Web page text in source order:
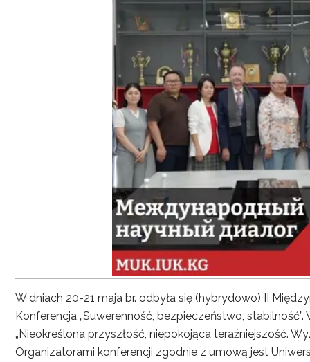
W dniach 20-21 maja br. odbyła się (hybrydowo) II
Konferencja „Suwerenność, bezpieczeństwo,
„Nieokreślona przyszłość, niepokojąca teraźniejszość.
Organizatorami konferencji zgodnie z umową jest